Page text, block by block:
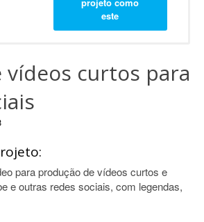
este
vídeos curtos para
para produção de vídeos curtos e
e outras redes sociais, com legendas,